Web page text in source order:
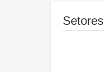
Setores